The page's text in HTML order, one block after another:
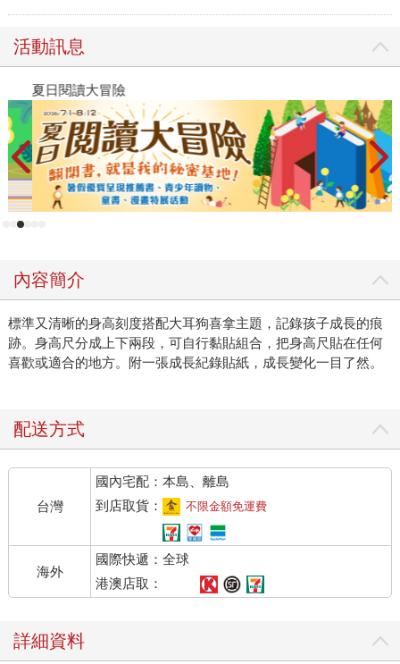
活動訊息
夏日閱讀大冒險
內容簡介
標準又清晰的身高刻度搭配大耳狗喜拿主題，記錄孩子成長的痕
跡。身高尺分成上下兩段，可自行黏貼組合，把身高尺貼在任何
喜歡或適合的地方。附一張成長紀錄貼紙，成長變化一目了然。
配送方式
台灣
國內宅配：本島、離島
到店取貨：
不限金額免運費
海外
國際快遞：全球
港澳店取：
詳細資料